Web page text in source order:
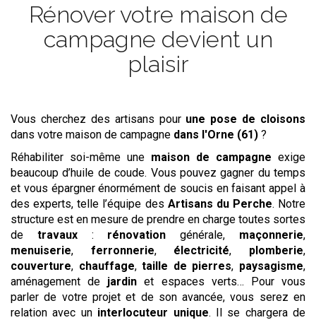
Rénover votre maison de
campagne devient un
plaisir
Vous cherchez des artisans pour une pose de cloisons
dans votre maison de campagne dans l'Orne (61) ?
Réhabiliter soi-même une maison de campagne exige
beaucoup d’huile de coude. Vous pouvez gagner du temps
et vous épargner énormément de soucis en faisant appel à
des experts, telle l’équipe des Artisans du Perche. Notre
structure est en mesure de prendre en charge toutes sortes
de travaux: rénovation générale, maçonnerie,
menuiserie, ferronnerie, électricité, plomberie,
couverture, chauffage,taille de pierres, paysagisme,
aménagement de jardin et espaces verts… Pour vous
parler de votre projet et de son avancée, vous serez en
relation avec un interlocuteur unique. Il se chargera de